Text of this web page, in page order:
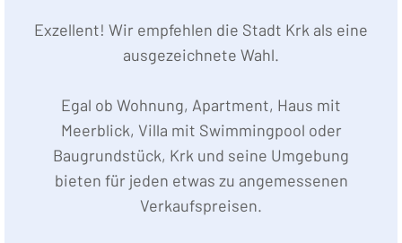
Exzellent! Wir empfehlen die Stadt Krk als eine
ausgezeichnete Wahl.
Egal ob Wohnung, Apartment, Haus mit
Meerblick, Villa mit Swimmingpool oder
Baugrundstück, Krk und seine Umgebung
bieten für jeden etwas zu angemessenen
Verkaufspreisen.